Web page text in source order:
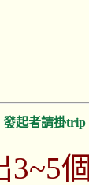
發起者請掛trip
3~5